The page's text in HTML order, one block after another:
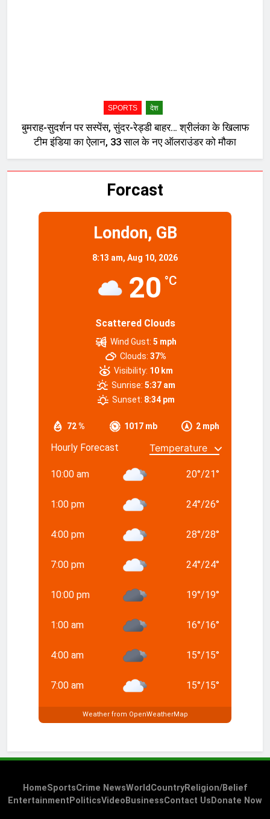
SPORTS देश
बुमराह-सुदर्शन पर सस्पेंस, सुंदर-रेड्डी बाहर… श्रीलंका के खिलाफ
टीम इंडिया का ऐलान, 33 साल के नए ऑलराउंडर को मौका
Forcast
London, GB
8:13 am, Aug 10, 2026
20 °C
Scattered Clouds
72 % 1017 mb 2 mph
Wind Gust: 5 mph
Clouds: 37%
Visibility: 10 km
Sunrise: 5:37 am
Sunset: 8:34 pm
Hourly Forecast
10:00 am 20°/21°
1:00 pm 24°/26°
4:00 pm 28°/28°
7:00 pm 24°/24°
10:00 pm 19°/19°
1:00 am 16°/16°
4:00 am 15°/15°
7:00 am 15°/15°
Weather from OpenWeatherMap
HomeSportsCrime NewsWorld CountryReligion/Belief
Entertainment PoliticsVideo BusinessContact Us Donate Now